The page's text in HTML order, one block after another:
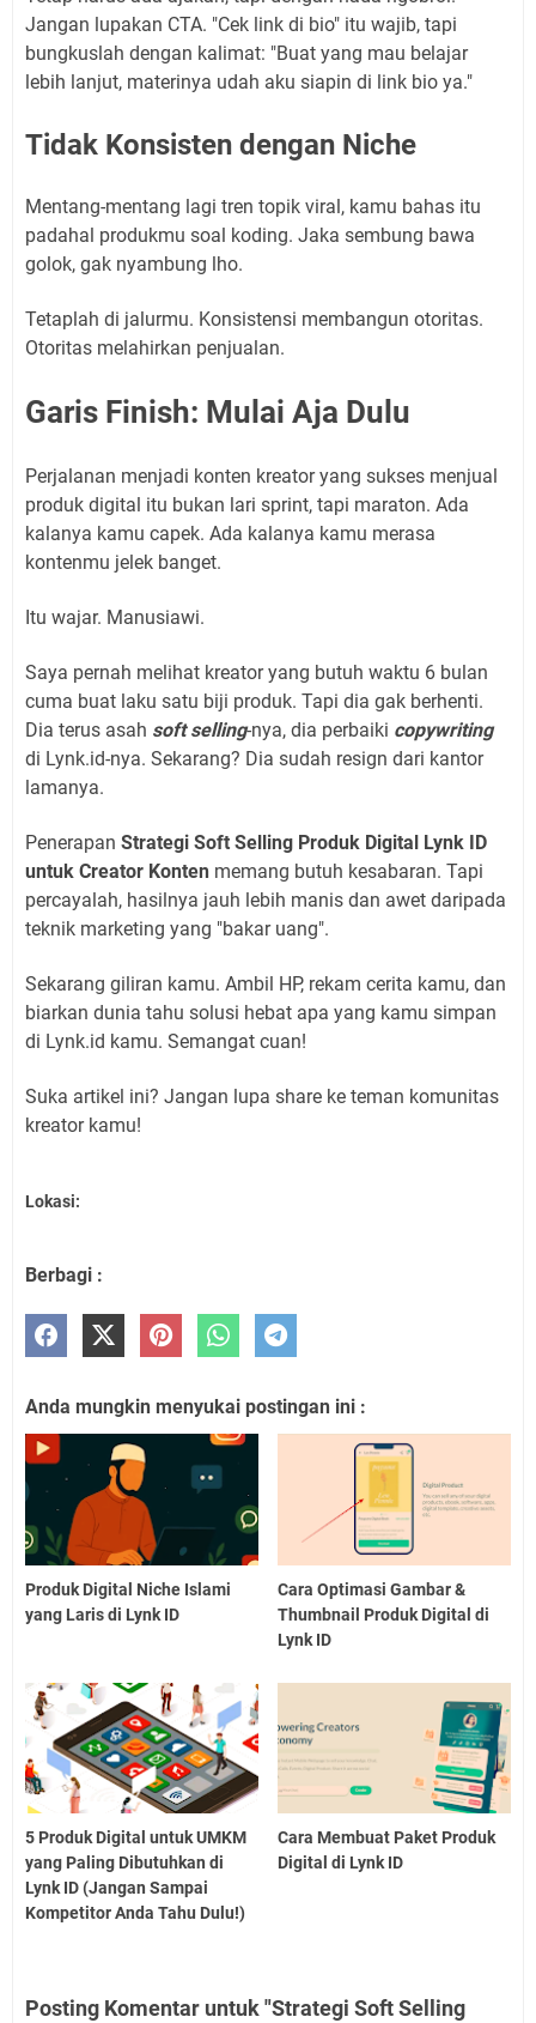
Jangan lupakan CTA. "Cek link di bio" itu wajib, tapi
bungkuslah dengan kalimat: "Buat yang mau belajar
lebih lanjut, materinya udah aku siapin di link bio ya."
Tidak Konsisten dengan Niche
Mentang-mentang lagi tren topik viral, kamu bahas itu
padahal produkmu soal koding. Jaka sembung bawa
golok, gak nyambung lho.
Tetaplah di jalurmu. Konsistensi membangun otoritas.
Otoritas melahirkan penjualan.
Garis Finish: Mulai Aja Dulu
Perjalanan menjadi konten kreator yang sukses menjual
produk digital itu bukan lari sprint, tapi maraton. Ada
kalanya kamu capek. Ada kalanya kamu merasa
kontenmu jelek banget.
Itu wajar. Manusiawi.
Saya pernah melihat kreator yang butuh waktu 6 bulan
cuma buat laku satu biji produk. Tapi dia gak berhenti.
Dia terus asah soft selling-nya, dia perbaiki copywriting
di Lynk.id-nya. Sekarang? Dia sudah resign dari kantor
lamanya.
Penerapan Strategi Soft Selling Produk Digital Lynk ID
untuk Creator Konten memang butuh kesabaran. Tapi
percayalah, hasilnya jauh lebih manis dan awet daripada
teknik marketing yang "bakar uang".
Sekarang giliran kamu. Ambil HP, rekam cerita kamu, dan
biarkan dunia tahu solusi hebat apa yang kamu simpan
di Lynk.id kamu. Semangat cuan!
Suka artikel ini? Jangan lupa share ke teman komunitas
kreator kamu!
Lokasi:
Berbagi :
Anda mungkin menyukai postingan ini :
Produk Digital Niche Islami
yang Laris di Lynk ID
Cara Optimasi Gambar &
Thumbnail Produk Digital di
Lynk ID
5 Produk Digital untuk UMKM
yang Paling Dibutuhkan di
Lynk ID (Jangan Sampai
Kompetitor Anda Tahu Dulu!)
Cara Membuat Paket Produk
Digital di Lynk ID
Posting Komentar untuk "Strategi Soft Selling